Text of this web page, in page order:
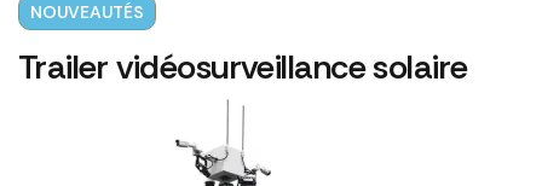
NOUVEAUTÉS
Trailer vidéosurveillance solaire